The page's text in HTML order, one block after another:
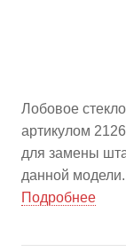
Лобовое
артикулом
для замены
данной
современным
Обеспечивает
Подробнее